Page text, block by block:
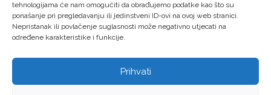
tehnologijama će nam omogućiti da obrađujemo podatke kao što su
ponašanje pri pregledavanju ili jedinstveni ID-ovi na ovoj web stranici.
Nepristanak ili povlačenje suglasnosti može negativno utjecati na
određene karakteristike i funkcije.
Prihvati
LAG “Virovitički prsten” © Sva prava pridržana – Izrada: